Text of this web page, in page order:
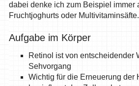
dabei denke ich zum Beispiel immer
Fruchtjoghurts oder Multivitaminsäfte.
Aufgabe im Körper
Retinol ist von entscheidender
Sehvorgang
Wichtig für die Erneuerung der